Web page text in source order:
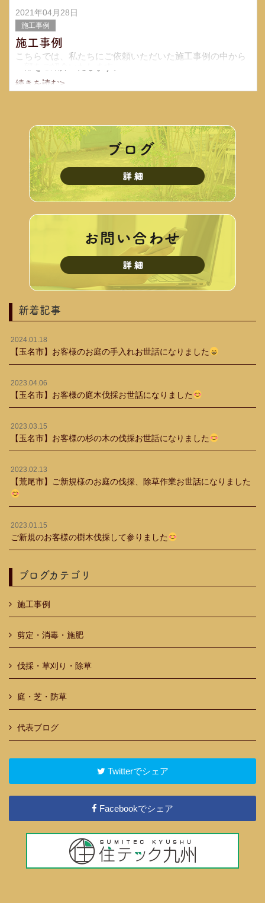
2021年04月28日
施工事例
施工事例
こちらでは、私たちにご依頼いただいた施工事例の中から
続きを読む>
新着記事
2024.01.18
【玉名市】お客様のお庭の手入れお世話になりました
2023.04.06
【玉名市】お客様の庭木伐採お世話になりました
2023.03.15
【玉名市】お客様の杉の木の伐採お世話になりました
2023.02.13
【荒尾市】ご新規様のお庭の伐採、除草作業お世話になりました
2023.01.15
ご新規のお客様の樹木伐採して参りました
ブログカテゴリ
施工事例
剪定・消毒・施肥
伐採・草刈り・除草
庭・芝・防草
代表ブログ
Twitterでシェア
Facebookでシェア